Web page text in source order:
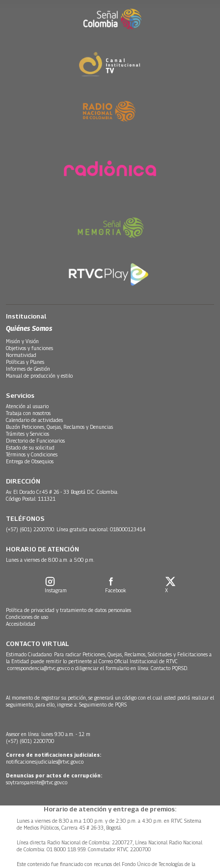
Institucional
Quiénes Somos
Misión y Visión
Objetivos y funciones
Normatividad
Políticas y Planes
Informes de Gestión
Manual de producción y estilo
Servicios
Atención al usuario
Trabaja con nosotros
Calendario de actividades
Buzón Peticiones, Quejas, Reclamos y Denuncias
Trámites y Servicios
Directorio de Funcionarios
Estado de su solicitud
Términos y Condiciones
Entrega de Obsequios
DIRECCIÓN
Av. El Dorado Cr.45 # 26 - 33 Bogotá D.C. Colombia.
Código Postal: 111321
TELÉFONOS
(+57) (601) 2200700. Línea gratuita nacional: 018000123414
HORARIO DE ATENCIÓN
Lunes a viernes de 8:00 a.m. a 5:00 p.m.
Instagram Facebook X
Política de privacidad y tratamiento de datos personales
Condiciones de uso
Accesibilidad
CONTACTO VIRTUAL
Estimado Ciudadano: Para radicar Peticiones, Quejas, Reclamos, Solicitudes y Felicitaciones a
la Entidad puede remitir lo pertinente al Correo Oficial Institucional de RTVC
correspondencia@rtvc.gov.co o diligenciar el formulario en línea: Contacto PQRSD.
Al momento de registrar su petición, se generará un código con el cual usted podrá realizar el
seguimiento, para ello, ingrese a: Seguimiento de PQRS
Asesor en línea: lunes 9:30 a.m. - 12 m
(+57) (601) 2200700
Correo de notificaciones judiciales:
notificacionesjudiciales@rtvc.gov.co
Denuncias por actos de corrupción:
soytransparente@rtvc.gov.co
Horario de atención y entrega de premios:
Lunes a viernes de 8:30 a.m.a 1:00 p.m. y de 2:30 p.m. a 4:30 p.m. en RTVC Sistema
de Medios Públicos, Carrera 45 # 26-33, Bogotá.
Línea directa Radio Nacional de Colombia: 2200727, Línea Nacional Radio Nacional
de Colombia: 01 8000 118 959. Conmutador RTVC 2200700
Este contenido fue financiado con recursos del Fondo Único de Tecnologías de la